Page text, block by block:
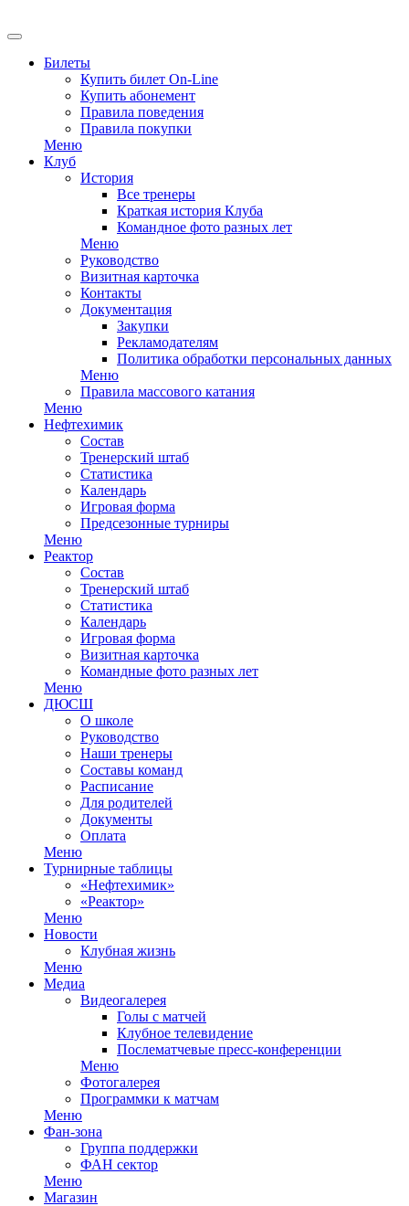
Билеты
Купить билет On-Line
Купить абонемент
Правила поведения
Правила покупки
Меню
Клуб
История
Все тренеры
Краткая история Клуба
Командное фото разных лет
Меню
Руководство
Визитная карточка
Контакты
Документация
Закупки
Рекламодателям
Политика обработки персональных данных
Меню
Правила массового катания
Меню
Нефтехимик
Состав
Тренерский штаб
Статистика
Календарь
Игровая форма
Предсезонные турниры
Меню
Реактор
Состав
Тренерский штаб
Статистика
Календарь
Игровая форма
Визитная карточка
Командные фото разных лет
Меню
ДЮСШ
О школе
Руководство
Наши тренеры
Составы команд
Расписание
Для родителей
Документы
Оплата
Меню
Турнирные таблицы
«Нефтехимик»
«Реактор»
Меню
Новости
Клубная жизнь
Меню
Медиа
Видеогалерея
Голы с матчей
Клубное телевидение
Послематчевые пресс-конференции
Меню
Фотогалерея
Программки к матчам
Меню
Фан-зона
Группа поддержки
ФАН сектор
Меню
Магазин